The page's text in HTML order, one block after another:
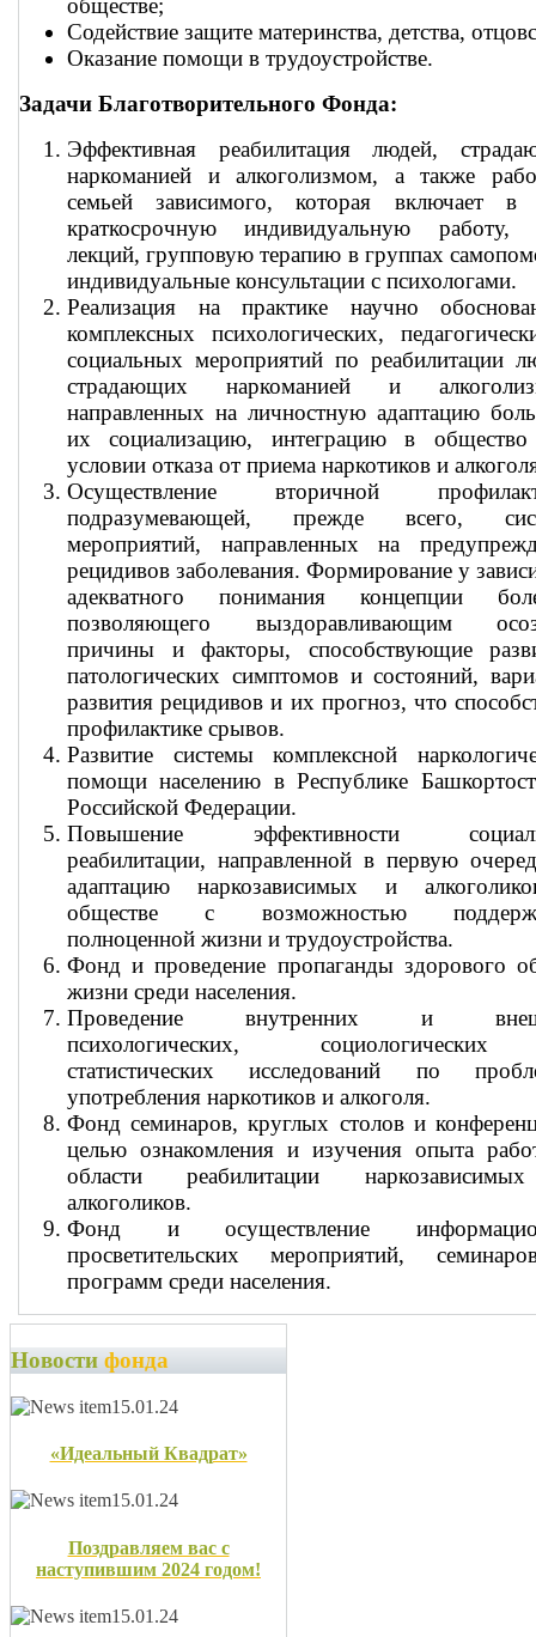
обществе;
Содействие защите материнства, детства,
Оказание помощи в трудоустройстве.
Задачи Благотворительного Фонда:
Эффективная реабилитация людей,
наркоманией и алкоголизмом, а также
семьей зависимого, которая включает в
краткосрочную индивидуальную работу,
лекций, групповую терапию в группах
индивидуальные консультации с психологами.
Реализация на практике научно
комплексных психологических,
социальных мероприятий по реабилитации
страдающих наркоманией и
направленных на личностную адаптацию
их социализацию, интеграцию в
условии отказа от приема наркотиков и
Осуществление вторичной
подразумевающей, прежде всего,
мероприятий, направленных на
рецидивов заболевания. Формирование у
адекватного понимания концепции
позволяющего выздоравливающим
причины и факторы, способствующие
патологических симптомов и состояний,
развития рецидивов и их прогноз, что
профилактике срывов.
Развитие системы комплексной
помощи населению в Республике
Российской Федерации.
Повышение эффективности
реабилитации, направленной в первую
адаптацию наркозависимых и
обществе с возможностью
полноценной жизни и трудоустройства.
Фонд и проведение пропаганды здорового
жизни среди населения.
Проведение внутренних и
психологических,
статистических исследований по
употребления наркотиков и алкоголя.
Фонд семинаров, круглых столов и
целью ознакомления и изучения опыта
области реабилитации
алкоголиков.
Фонд и осуществление
просветительских мероприятий,
программ среди населения.
Новости фонда
15.01.24
«Идеальный Квадрат»
15.01.24
Поздравляем вас с
наступившим 2024 годом!
15.01.24